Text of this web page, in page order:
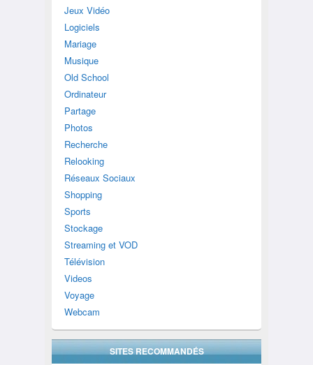
Jeux Vidéo
Logiciels
Mariage
Musique
Old School
Ordinateur
Partage
Photos
Recherche
Relooking
Réseaux Sociaux
Shopping
Sports
Stockage
Streaming et VOD
Télévision
Videos
Voyage
Webcam
SITES RECOMMANDÉS